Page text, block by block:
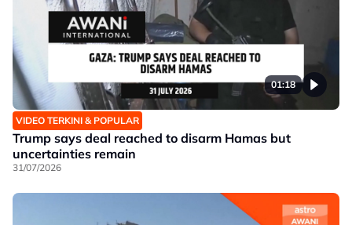
01:18
VIDEO TERKINI & POPULAR
Trump says deal reached to disarm Hamas but
uncertainties remain
31/07/2026